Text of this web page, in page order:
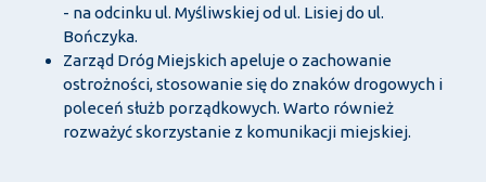
- na odcinku ul. Myśliwskiej od ul. Lisiej do ul.
Bończyka.
Zarząd Dróg Miejskich apeluje o zachowanie
ostrożności, stosowanie się do znaków drogowych i
poleceń służb porządkowych. Warto również
rozważyć skorzystanie z komunikacji miejskiej.